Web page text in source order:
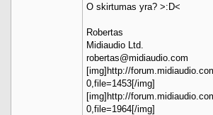
O skirtumas yra? >:D<
Robertas
Midiaudio Ltd.
robertas@midiaudio.com
[img]http://
0,file=1453[/img]
[img]http://
0,file=1964[/img]